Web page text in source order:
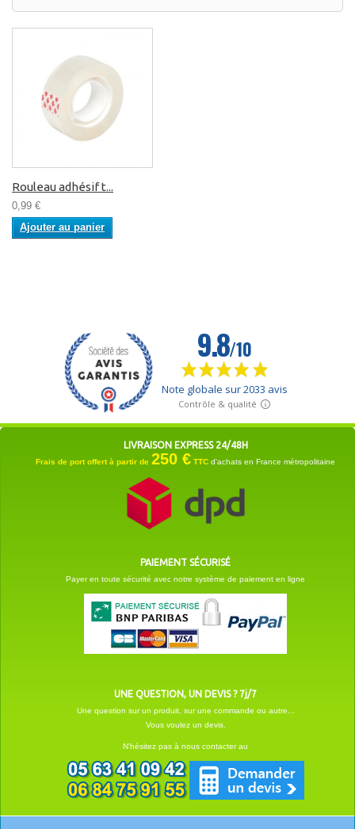
Rouleau adhésif t...
0,99 €
Ajouter au panier
LIVRAISON EXPRESS 24/48H
Frais de port offert à partir de 250 € TTC d'achats en France métropolitaine
PAIEMENT SÉCURISÉ
Payer en toute sécurité avec notre système de paiement en ligne
UNE QUESTION, UN DEVIS ? 7j/7
Une question sur un produit, sur une commande ou autre...
Vous voulez un devis.
N'hésitez pas à nous contacter au